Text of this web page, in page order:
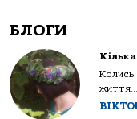
БЛОГИ
Колись
життя...